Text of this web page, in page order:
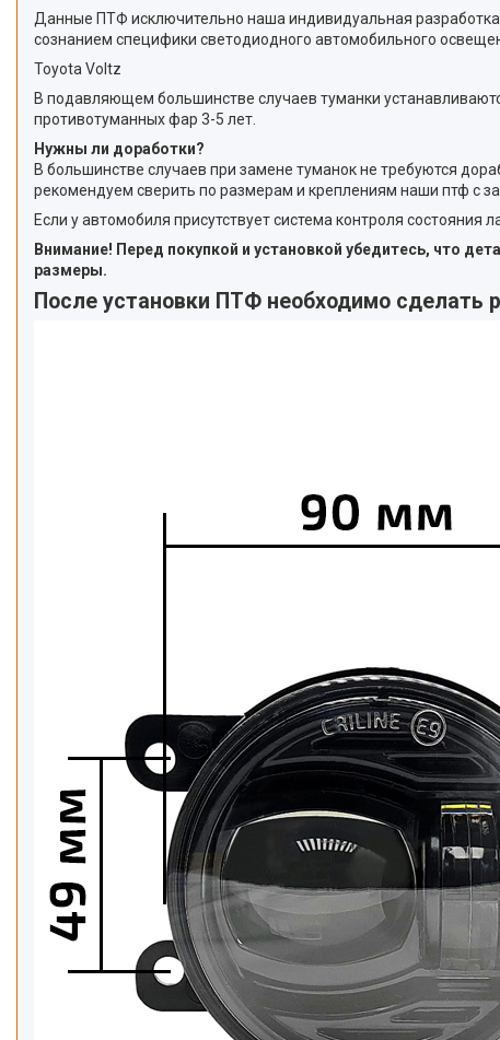
Данные ПТФ исключительно наша индивидуальная
сознанием специфики светодиодного автомобильного
Toyota Voltz
В подавляющем большинстве случаев туманки
противотуманных фар 3-5 лет.
Нужны ли доработки?
В большинстве случаев при замене туманок не требуются
рекомендуем сверить по размерам и креплениям наши птф с
Если у автомобиля присутствует система контроля состояния
Внимание! Перед покупкой и установкой убедитесь, что
размеры.
После установки ПТФ необходимо сделать